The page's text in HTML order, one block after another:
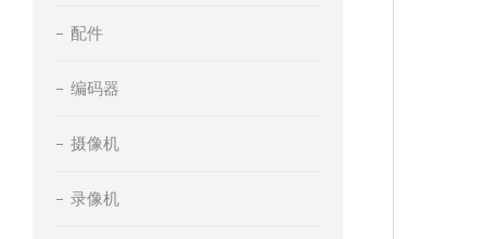
配件
编码器
摄像机
录像机